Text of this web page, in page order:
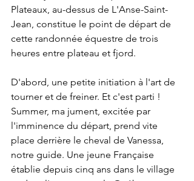
Plateaux, au-dessus de L'Anse-Saint-
Jean, constitue le point de départ de
cette randonnée équestre de trois
heures entre plateau et fjord.
D'abord, une petite initiation à l'art de
tourner et de freiner. Et c'est parti !
Summer, ma jument, excitée par
l'imminence du départ, prend vite
place derrière le cheval de Vanessa,
notre guide. Une jeune Française
établie depuis cinq ans dans le village